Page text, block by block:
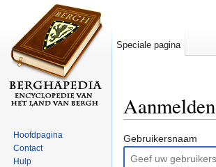
Aanmelden
Gebruikersnaam
Speciale pagina
Hoofdpagina
Contact
Hulp